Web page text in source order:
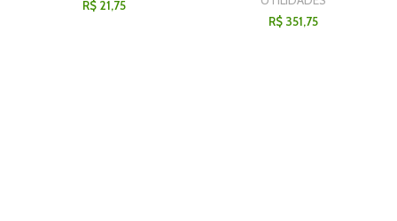
R$21,75
R$ 351,75